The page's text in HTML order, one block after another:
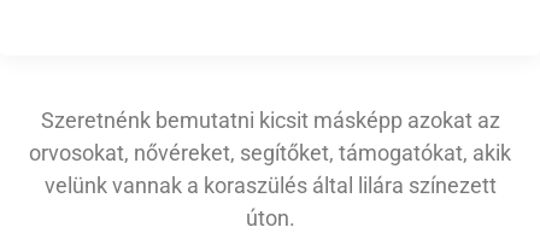
Szeretnénk bemutatni kicsit másképp azokat az
orvosokat, nővéreket, segítőket, támogatókat, akik
velünk vannak a koraszülés által lilára színezett
úton.